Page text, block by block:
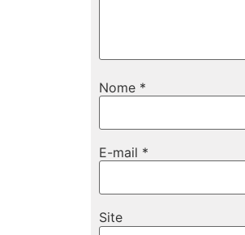
Nome *
E-mail *
Site